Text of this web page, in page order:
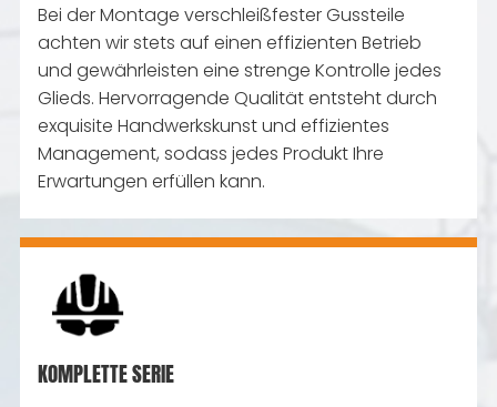
Bei der Montage verschleißfester Gussteile
achten wir stets auf einen effizienten Betrieb
und gewährleisten eine strenge Kontrolle jedes
Glieds. Hervorragende Qualität entsteht durch
exquisite Handwerkskunst und effizientes
Management, sodass jedes Produkt Ihre
Erwartungen erfüllen kann.
KOMPLETTE SERIE